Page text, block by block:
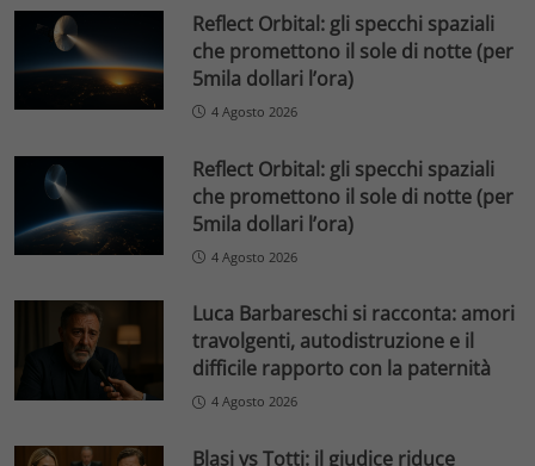
Reflect Orbital: gli specchi spaziali
che promettono il sole di notte (per
5mila dollari l’ora)
4 Agosto 2026
Reflect Orbital: gli specchi spaziali
che promettono il sole di notte (per
5mila dollari l’ora)
4 Agosto 2026
Luca Barbareschi si racconta: amori
travolgenti, autodistruzione e il
difficile rapporto con la paternità
4 Agosto 2026
Blasi vs Totti: il giudice riduce